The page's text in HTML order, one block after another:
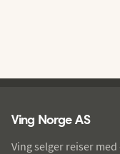
Ving Norge AS
Ving selger reiser